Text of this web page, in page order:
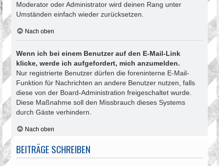
Moderator oder Administrator wird deinen Rang unter
Umständen einfach wieder zurücksetzen.
Nach oben
Wenn ich bei einem Benutzer auf den E-Mail-Link
klicke, werde ich aufgefordert, mich anzumelden.
Nur registrierte Benutzer dürfen die foreninterne E-Mail-
Funktion für Nachrichten an andere Benutzer nutzen, falls
diese von der Board-Administration freigeschaltet wurde.
Diese Maßnahme soll den Missbrauch dieses Systems
durch Gäste verhindern.
Nach oben
BEITRÄGE SCHREIBEN